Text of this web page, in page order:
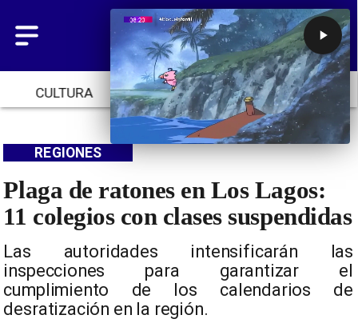
CULTURA TENDENCIAS INICIO
Plaga de ratones en Los Lagos:
11 colegios con clases suspendidas
Las autoridades intensificarán las
inspecciones para garantizar el
cumplimiento de los calendarios de
desratización en la región.
REGIONES